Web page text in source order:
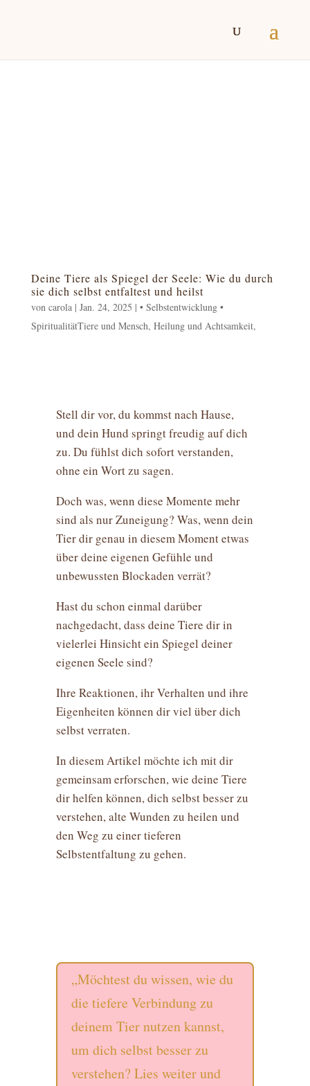
Deine Tiere als Spiegel der Seele: Wie du durch
sie dich selbst entfaltest und heilst
von carola| Jan. 24, 2025 | • Selbstentwicklung •
SpiritualitätTiere und Mensch, Heilung und Achtsamkeit,
Stell dir vor, du kommst nach Hause,
und dein Hund springt freudig auf dich
zu. Du fühlst dich sofort verstanden,
ohne ein Wort zu sagen.
Doch was, wenn diese Momente mehr
sind als nur Zuneigung? Was, wenn dein
Tier dir genau in diesem Moment etwas
über deine eigenen Gefühle und
unbewussten Blockaden verrät?
Hast du schon einmal darüber
nachgedacht, dass deine Tiere dir in
vielerlei Hinsicht ein Spiegel deiner
eigenen Seele sind?
Ihre Reaktionen, ihr Verhalten und ihre
Eigenheiten können dir viel über dich
selbst verraten.
In diesem Artikel möchte ich mit dir
gemeinsam erforschen, wie deine Tiere
dir helfen können, dich selbst besser zu
verstehen, alte Wunden zu heilen und
den Weg zu einer tieferen
Selbstentfaltung zu gehen.
„Möchtest du wissen, wie du
die tiefere Verbindung zu
deinem Tier nutzen kannst,
um dich selbst besser zu
verstehen? Lies weiter und